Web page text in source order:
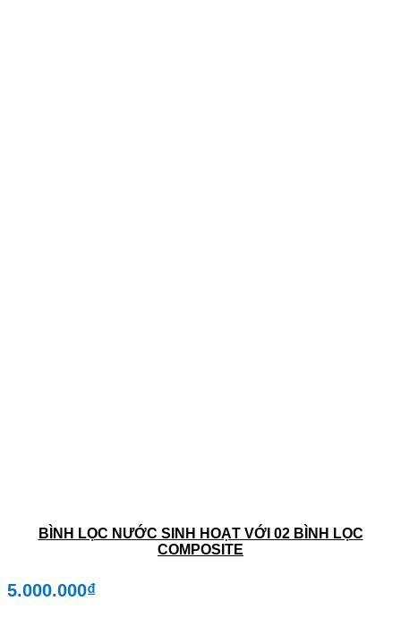
BÌNH LỌC NƯỚC SINH HOẠT VỚI 02 BÌNH LỌC
COMPOSITE
5.000.000₫